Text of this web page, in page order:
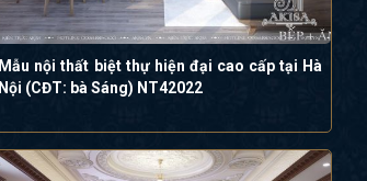
Mẫu nội thất biệt thự hiện đại cao cấp tại Hà
Nội (CĐT: bà Sáng) NT42022